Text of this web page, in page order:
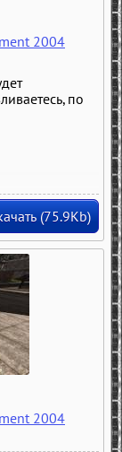
2004
по
(75.9Kb)
2004